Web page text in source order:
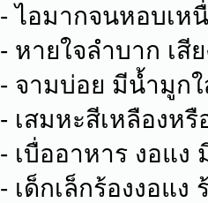
- ไอมากจนหอบเห
- หายใจลำบาก เสี
- จามบ่อย มีน้ำมูก
- เสมหะสีเหลืองหรื
- เบื่ออาหาร งอแง
- เด็กเล็กร้องงอแ